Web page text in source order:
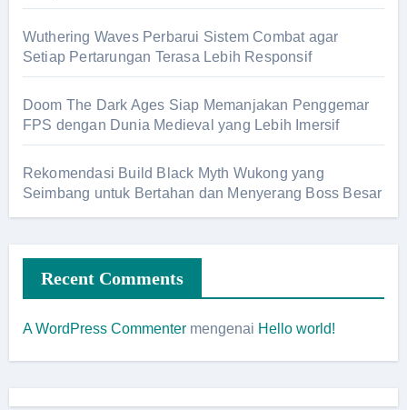
Wuthering Waves Perbarui Sistem Combat agar
Setiap Pertarungan Terasa Lebih Responsif
Doom The Dark Ages Siap Memanjakan Penggemar
FPS dengan Dunia Medieval yang Lebih Imersif
Rekomendasi Build Black Myth Wukong yang
Seimbang untuk Bertahan dan Menyerang Boss Besar
Recent Comments
A WordPress Commentermengenai Hello world!